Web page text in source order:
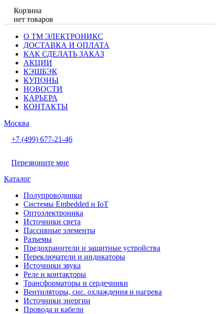
Корзина
нет товаров
О ТМ ЭЛЕКТРОНИКС
ДОСТАВКА И ОПЛАТА
КАК СДЕЛАТЬ ЗАКАЗ
АКЦИИ
КЭШБЭК
КУПОНЫ
НОВОСТИ
КАРЬЕРА
КОНТАКТЫ
Москва
+7 (499) 677-21-46
Перезвоните мне
Каталог
Полупроводники
Системы Embedded и IoT
Oптоэлектроника
Источники света
Пассивные элементы
Разъeмы
Предохранители и защитные устройства
Переключатели и индикаторы
Источники звука
Реле и контакторы
Трансформаторы и сердечники
Вентиляторы, сис. охлаждения и нагрева
Источники энергии
Провода и кабели